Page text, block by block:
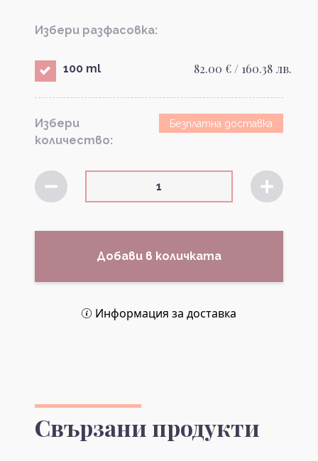
Избери разфасовка:
100 ml 82.00 € / 160.38 лв.
Избери
количество:
Безплатна доставка
Добави в количката
Информация за доставка
Свързани продукти